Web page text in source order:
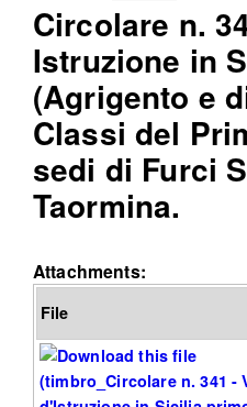
Circolare n.
Istruzione in
(Agrigento e
Classi del
sedi di Furci
Taormina.
Attachments:
File